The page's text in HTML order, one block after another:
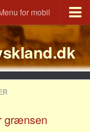
for mobil
grænsen